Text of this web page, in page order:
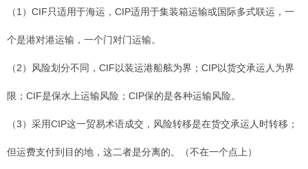
（1）CIF只适用于海运，CIP适用于集装箱运输或国际多式联运，一
个是港对港运输，一个门对门运输。
（2）风险划分不同，CIF以装运港船舷为界；CIP以货交承运人为界
限；CIF是保水上运输风险；CIP保的是各种运输风险。
（3）采用CIP这一贸易术语成交，风险转移是在货交承运人时转移；
但运费支付到目的地，这二者是分离的。（不在一个点上）